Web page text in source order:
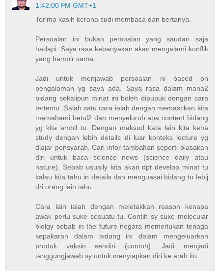
1:42:00 PM GMT+1
Terima kasih kerana sudi membaca dan bertanya.
Persoalan ini bukan persoalan yang saudari saja
hadapi. Saya rasa kebanyakan akan mengalami konflik
yang hampir sama.
Jadi untuk menjawab persoalan ni based on
pengalaman yg saya ada. Saya rasa dalam mana2
bidang sekalipun minat ini boleh dipupuk dengan cara
tertentu. Salah satu cara ialah dengan memastikan kita
memahami betul2 dan menyeluruh apa content bidang
yg kita ambil tu. Dengan maksud kata lain kita kena
study dengan lebih details di luar konteks lecture yg
diajar pensyarah. Cari infor tambahan seperti biasakan
diri untuk baca science news (science daily atau
nature). Sebab usually kita akan dpt develop minat tu
kalau kita tahu in details dan menguasai bidang tu lebij
dri orang lain tahu.
Cara lain ialah dengan meletakkan reason kenapa
awak perlu suke sesuatu tu. Contih sy suke molecular
biolgy sebab in the future negara memerlukan tenaga
kepakaran dalam bidang ini dalam mengeluarkan
produk vaksin sendiri (contoh). Jadi menjadi
tanggungjawab sy untuk menyiapkan diri ke arah itu.